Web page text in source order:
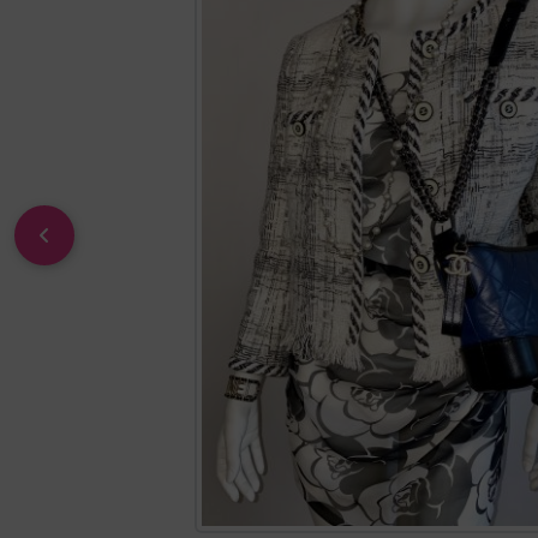
zurück